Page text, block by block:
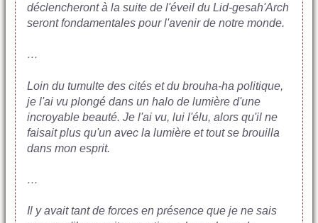
déclencheront à la suite de l'éveil du Lid-gesah'Arch
seront fondamentales pour l'avenir de notre monde.
…
Loin du tumulte des cités et du brouha-ha politique,
je l'ai vu plongé dans un halo de lumière d'une
incroyable beauté. Je l'ai vu, lui l'élu, alors qu'il ne
faisait plus qu'un avec la lumière et tout se brouilla
dans mon esprit.
…
Il y avait tant de forces en présence que je ne sais